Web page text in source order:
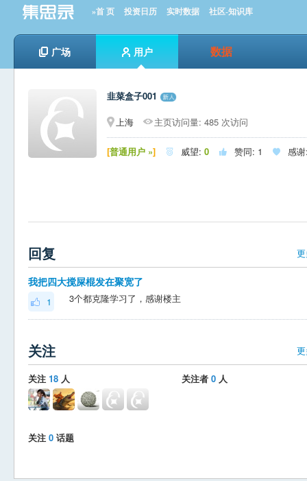
»首 页 投资日历 实时数据 社区-知识库
广场 用户 数据
韭菜盒子001
上海
主页访问量: 485 次访问
[普通用户 »]  威望: 0  赞同: 1  感
回复
我把四大搅屎棍发在聚宽了
1 3个都克隆学习了，感谢楼主
关注
关注 18 人 关注者 0 人
关注 0 话题